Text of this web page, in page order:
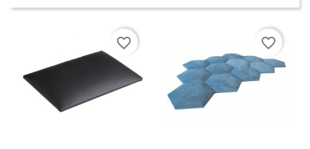
favorite_border favorite_border